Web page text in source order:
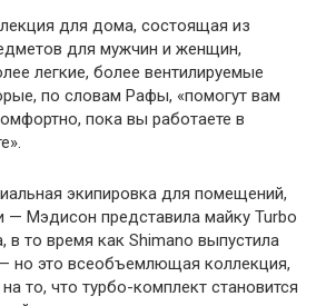
для дома, состоящая из
для мужчин и женщин,
легкие, более вентилируемые
по словам Рафы, «помогут вам
пока вы работаете в
экипировка для помещений,
Мэдисон представила майку Turbo
в то время как Shimano выпустила
но это всеобъемлющая коллекция,
то, что турбо-комплект становится